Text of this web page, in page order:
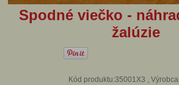
Spodné viečko -
žalúzie
Kód produktu:35001X3 ,